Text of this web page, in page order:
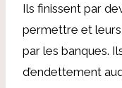
Ils finissent par
permettre et
par les banques.
d’endettement